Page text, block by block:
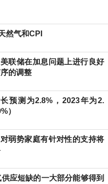
然气和CPI
联储在加息问题上进行良好
的调整
预测为2.8%，2023年为2.
）
弱势家庭有针对性的支持将
应短缺的一大部分能够得到